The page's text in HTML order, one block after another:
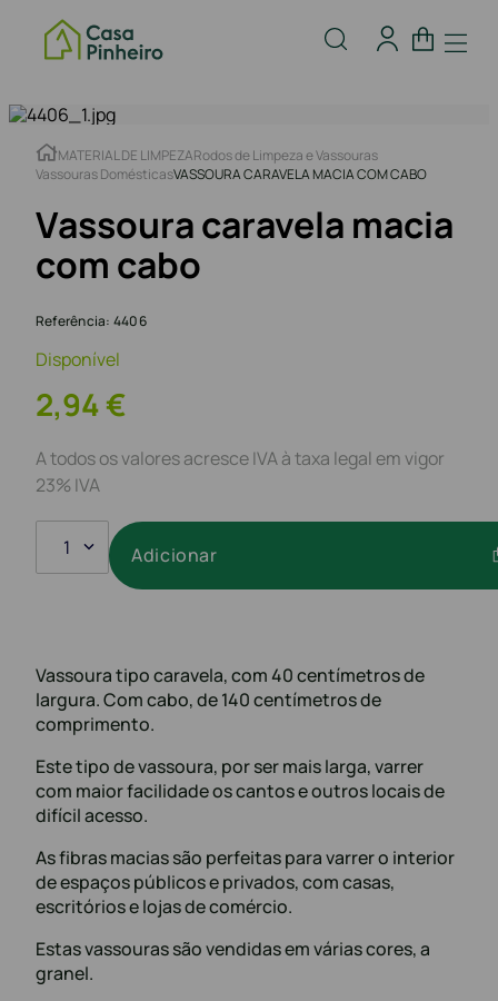
MATERIAL DE LIMPEZARodos de Limpeza e Vassouras
Vassouras DomésticasVASSOURA CARAVELA MACIA COM CABO
Vassoura caravela macia
com cabo
Referência: 4406
Disponível
2,94€
A todos os valores acresce IVA à taxa legal em vigor
23% IVA
1 Adicionar
Vassoura tipo caravela, com 40 centímetros de
largura. Com cabo, de 140 centímetros de
comprimento.
Este tipo de vassoura, por ser mais larga, varrer
com maior facilidade os cantos e outros locais de
difícil acesso.
As fibras macias são perfeitas para varrer o interior
de espaços públicos e privados, com casas,
escritórios e lojas de comércio.
Estas vassouras são vendidas em várias cores, a
granel.